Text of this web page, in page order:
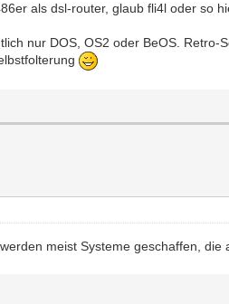
als dsl-router, glaub fli4l oder so
nur DOS, OS2 oder BeOS. Retro-
meist Systeme geschaffen,